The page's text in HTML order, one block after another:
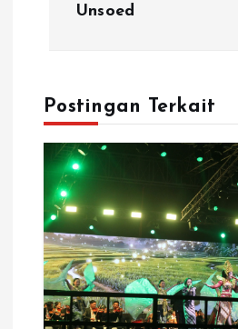
Unsoed
Postingan Terkait